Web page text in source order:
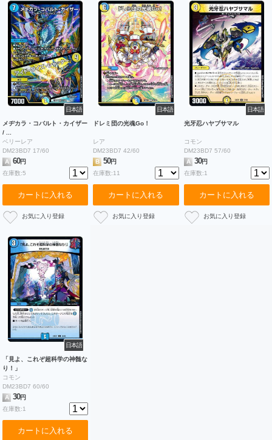
日本語
メヂカラ・コバルト・カイザー
/ ...
ベリーレア
DM23BD7 17/60
A
60円
在庫数:5
カートに入れる
日本語
ドレミ団の光魂Go！
レア
DM23BD7 42/60
B
50円
在庫数:11
カートに入れる
日本語
光牙忍ハヤブサマル
コモン
DM23BD7 57/60
A 30円
在庫数:1
カートに入れる
日本語
「見よ、これぞ超科学の神髄な
り！」
コモン
DM23BD7 60/60
A
30円
在庫数:1
カートに入れる